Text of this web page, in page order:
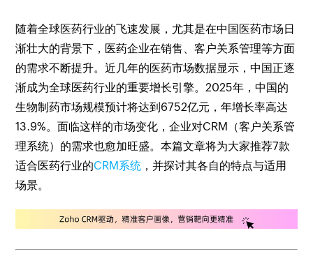
随着全球医药行业的飞速发展，尤其是在中国医药市场日
渐壮大的背景下，医药企业在销售、客户关系管理等方面
的需求不断提升。近几年的医药市场数据显示，中国正逐
渐成为全球医药行业的重要增长引擎。2025年，中国的
生物制药市场规模预计将达到6752亿元，年增长率高达
13.9%。面临这样的市场变化，企业对CRM（客户关系管
理系统）的需求也愈加旺盛。本篇文章将为大家推荐7款
适合医药行业的CRM系统 ，并探讨其各自的特点与适用
场景。